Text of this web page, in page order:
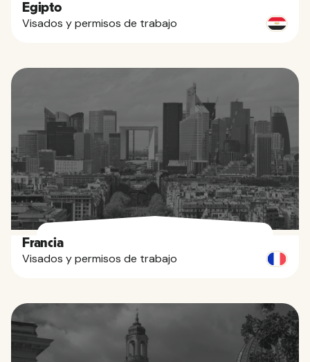
Egipto
Visados y permisos de trabajo
Francia
Visados y permisos de trabajo